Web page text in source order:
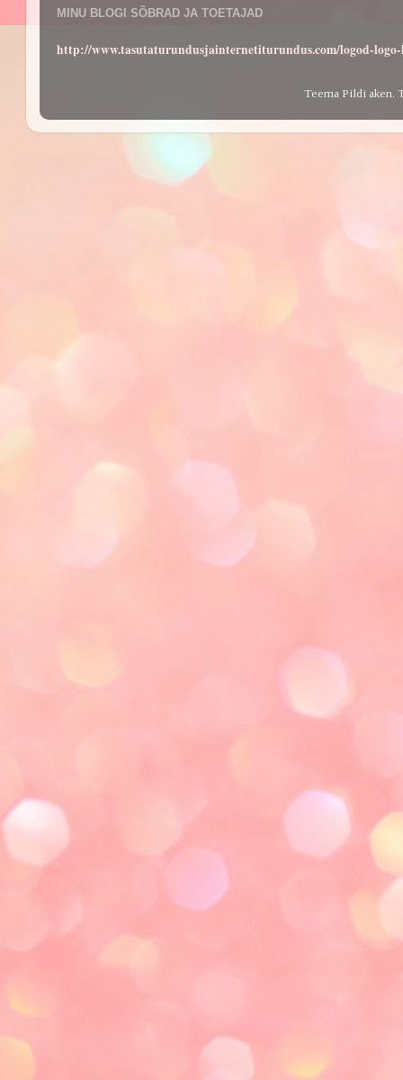
MINU BLOGI SÕBRAD JA TOETAJAD
http://www.tasutaturundusjainternetiturundus.com/logod-
Teema Pildi aken.